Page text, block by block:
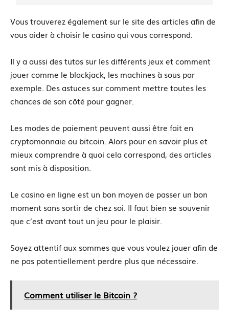
Vous trouverez également sur le site des articles afin de
vous aider à choisir le casino qui vous correspond.
Il y a aussi des tutos sur les différents jeux et comment
jouer comme le blackjack, les machines à sous par
exemple. Des astuces sur comment mettre toutes les
chances de son côté pour gagner.
Les modes de paiement peuvent aussi être fait en
cryptomonnaie ou bitcoin. Alors pour en savoir plus et
mieux comprendre à quoi cela correspond, des articles
sont mis à disposition.
Le casino en ligne est un bon moyen de passer un bon
moment sans sortir de chez soi. Il faut bien se souvenir
que c’est avant tout un jeu pour le plaisir.
Soyez attentif aux sommes que vous voulez jouer afin de
ne pas potentiellement perdre plus que nécessaire.
Comment utiliser le Bitcoin ?